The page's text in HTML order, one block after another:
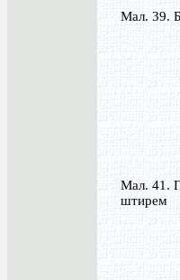
Мал. 39.
Мал. 41.
штирем